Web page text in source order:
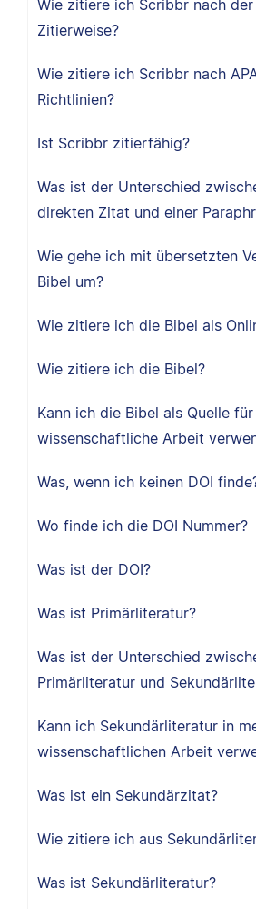
Wie zitiere ich Scribbr nach
Zitierweise?
Wie zitiere ich Scribbr nach
Richtlinien?
Ist Scribbr zitierfähig?
Was ist der Unterschied
direkten Zitat und einer
Wie gehe ich mit übersetzten
Bibel um?
Wie zitiere ich die Bibel als
Wie zitiere ich die Bibel?
Kann ich die Bibel als Quelle
wissenschaftliche Arbeit
Was, wenn ich keinen DOI
Wo finde ich die DOI Nummer?
Was ist der DOI?
Was ist Primärliteratur?
Was ist der Unterschied
Primärliteratur und
Kann ich Sekundärliteratur in
wissenschaftlichen Arbeit
Was ist ein Sekundärzitat?
Wie zitiere ich aus
Was ist Sekundärliteratur?